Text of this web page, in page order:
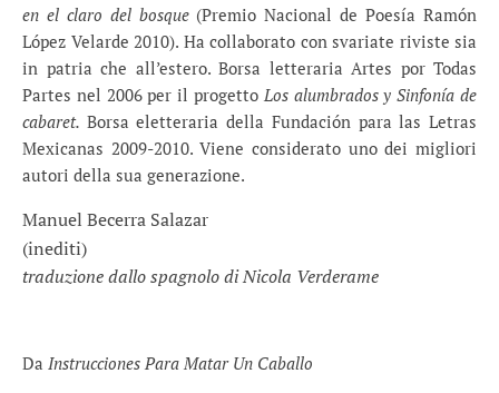
en el claro del bosque(Premio Nacional de Poesía Ramón
López Velarde 2010). Ha collaborato con svariate riviste sia
in patria che all’estero. Borsa letteraria Artes por Todas
Partes nel 2006 per il progetto Los alumbrados y Sinfonía de
cabaret. Borsa eletteraria della Fundación para las Letras
Mexicanas 2009-2010. Viene considerato uno dei migliori
autori della sua generazione.
Manuel Becerra Salazar
(inediti)
traduzione dallo spagnolo di Nicola Verderame
Da Instrucciones Para Matar Un Caballo